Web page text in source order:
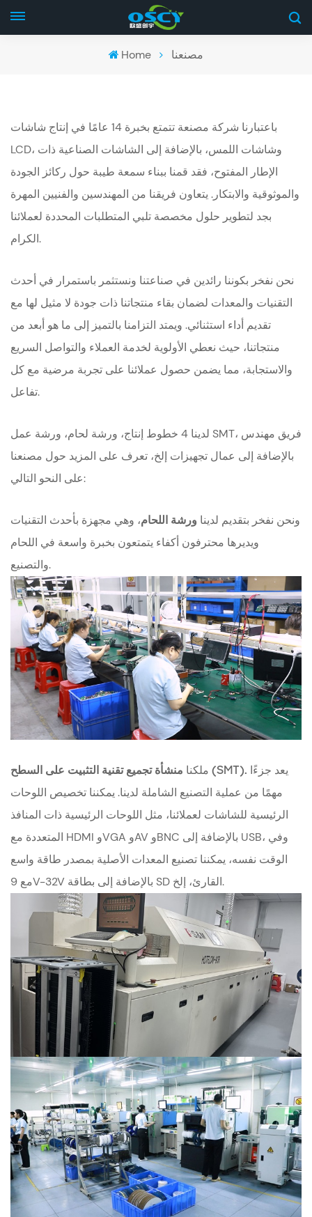
Home مصنعنا
باعتبارنا شركة مصنعة تتمتع بخبرة 14 عامًا في إنتاج شاشات
LCD، وشاشات اللمس، بالإضافة إلى الشاشات الصناعية ذات
الإطار المفتوح، فقد قمنا ببناء سمعة طيبة حول ركائز الجودة
والموثوقية والابتكار. يتعاون فريقنا من المهندسين والفنيين المهرة
بجد لتطوير حلول مخصصة تلبي المتطلبات المحددة لعملائنا
الكرام.
نحن نفخر بكوننا رائدين في صناعتنا ونستثمر باستمرار في أحدث
التقنيات والمعدات لضمان بقاء منتجاتنا ذات جودة لا مثيل لها مع
تقديم أداء استثنائي. ويمتد التزامنا بالتميز إلى ما هو أبعد من
منتجاتنا، حيث نعطي الأولوية لخدمة العملاء والتواصل السريع
والاستجابة، مما يضمن حصول عملائنا على تجربة مرضية مع كل
تفاعل.
لدينا 4 خطوط إنتاج، ورشة لحام، ورشة عمل SMT، فريق مهندس
بالإضافة إلى عمال تجهيزات إلخ، تعرف على المزيد حول مصنعنا
على النحو التالي:
ونحن نفخر بتقديم لدينا ورشة اللحام، وهي مجهزة بأحدث التقنيات
ويديرها محترفون أكفاء يتمتعون بخبرة واسعة في اللحام
والتصنيع.
ملكنا منشأة تجميع تقنية التثبيت على السطح (SMT).
مهمًا من عملية التصنيع الشاملة لدينا. يمكننا تخصيص اللوحات
الرئيسية للشاشات لعملائنا، مثل اللوحات الرئيسية ذات المنافذ
المتعددة مع HDMI وVGA وAV وBNC بالإضافة إلى USB، وفي
الوقت نفسه، يمكننا تصنيع المعدات الأصلية بمصدر طاقة واسع
مع 9V-32V بالإضافة إلى بطاقة SD القارئ، إلخ.